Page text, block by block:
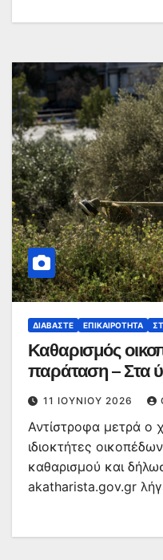
ΔΙΑΒΆΣΤΕ ΕΠΙΚΑΙΡΌΤΗΤΑ
Καθαρισμός
παράταση – Στα
11 ΙΟΥΝΊΟΥ 2026
Αντίστροφα μετρά ο
ιδιοκτήτες
καθαρισμού και
akatharista.gov.gr